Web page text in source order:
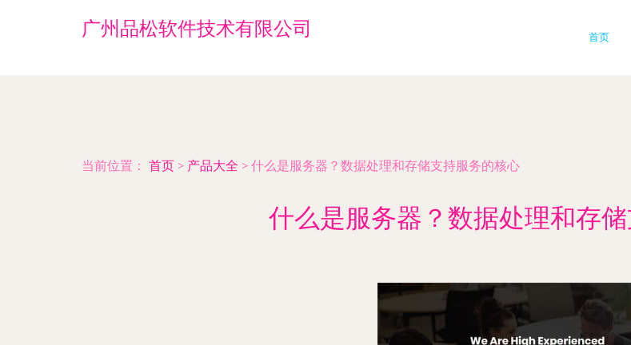
广州品松软件技术有限公司 首页
当前位置： 首页 > 产品大全 > 什么是服务器？数据处理和存储支持服务的核心
什么是服务器？数据处理和存